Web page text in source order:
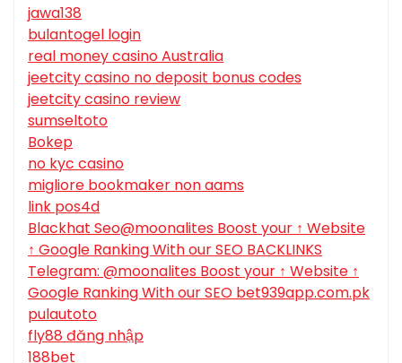
jawa138
bulantogel login
real money casino Australia
jeetcity casino no deposit bonus codes
jeetcity casino review
sumseltoto
Bokep
no kyc casino
migliore bookmaker non aams
link pos4d
Blackhat Seo@moonalites Boost your ↑ Website
↑ Google Ranking With our SEO BACKLINKS
Telegram: @moonalites Boost your ↑ Website ↑
Google Ranking With our SEO bet939app.com.pk
pulautoto
fly88 đăng nhập
188bet